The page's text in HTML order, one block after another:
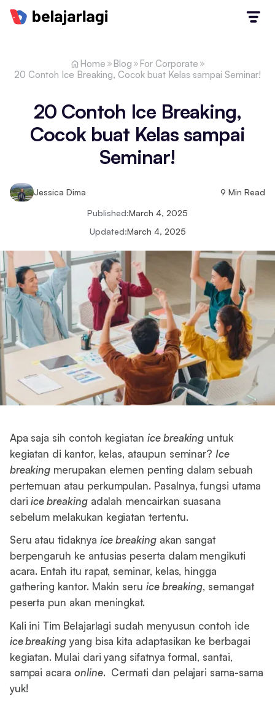
Home Blog
For Corporate
20 Contoh Ice Breaking, Cocok buat Kelas sampai Seminar!
20 Contoh Ice Breaking,
Cocok buat Kelas sampai
Seminar!
Jessica Dima 9 Min Read
Published:March 4, 2025
Updated:March 4, 2025
Apa saja sih contoh kegiatan ice breaking untuk
kegiatan di kantor, kelas, ataupun seminar? Ice
breaking merupakan elemen penting dalam sebuah
pertemuan atau perkumpulan. Pasalnya, fungsi utama
dariice breakingadalah mencairkan suasana
sebelum melakukan kegiatan tertentu.
Seru atau tidaknya ice breakingakan sangat
berpengaruh ke antusias peserta dalam mengikuti
acara. Entah itu rapat, seminar, kelas, hingga
gathering kantor. Makin seru ice breaking, semangat
peserta pun akan meningkat.
Kali ini Tim Belajarlagi sudah menyusun contoh ide
ice breaking yang bisa kita adaptasikan ke berbagai
kegiatan. Mulai dari yang sifatnya formal, santai,
sampai acara online. Cermati dan pelajari sama-sama
yuk!